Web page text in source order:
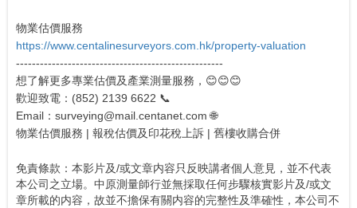
物業估價服務
https://www.centalinesurveyors.com.hk/property-valuation
----------------------------------------------------
想了解更多專業估價及產業測量服務，😊😊😊
歡迎致電：(852) 2139 6622 📞
Email：surveying@mail.centanet.com 🌐
物業估價服務 | 報稅估價及印花稅上訴 | 舊樓收購合併
免責條款：本影片及/或文章内容只反映講者個人意見，並不代表
本公司之立場。中原測量師行並無採取任何步驟核實影片及/或文
章所載的内容，故並不擔保有關内容的完整性及準確性，本公司不